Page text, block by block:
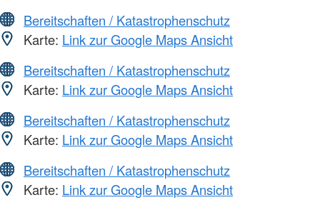
Bereitschaften / Katastrophenschutz
Karte: Link zur Google Maps Ansicht
Bereitschaften / Katastrophenschutz
Karte: Link zur Google Maps Ansicht
Bereitschaften / Katastrophenschutz
Karte: Link zur Google Maps Ansicht
Bereitschaften / Katastrophenschutz
Karte: Link zur Google Maps Ansicht